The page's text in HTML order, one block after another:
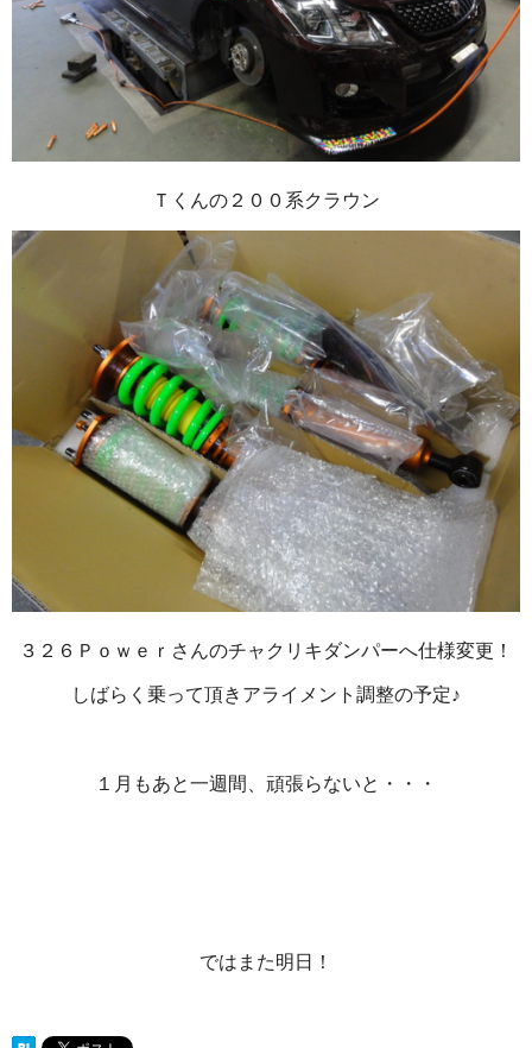
Ｔくんの２００系クラウン
３２６Ｐｏｗｅｒさんのチャクリキダンパーへ仕様変更！
しばらく乗って頂きアライメント調整の予定♪
１月もあと一週間、頑張らないと・・・
ではまた明日！